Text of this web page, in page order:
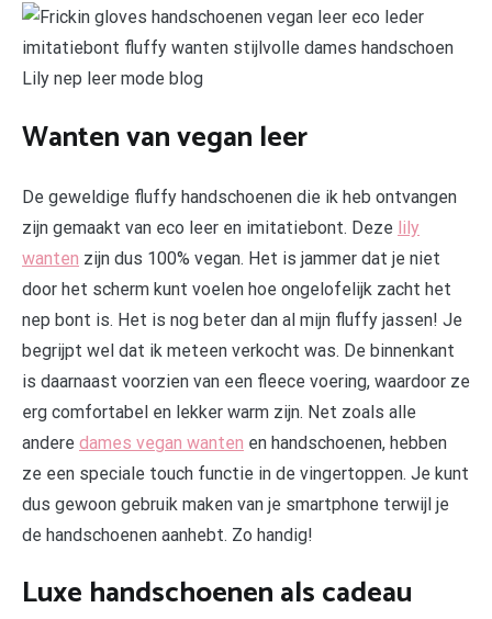
Wanten van vegan leer
De geweldige fluffy handschoenen die ik heb ontvangen
zijn gemaakt van eco leer en imitatiebont. Deze lily
wanten zijn dus 100% vegan. Het is jammer dat je niet
door het scherm kunt voelen hoe ongelofelijk zacht het
nep bont is. Het is nog beter dan al mijn fluffy jassen! Je
begrijpt wel dat ik meteen verkocht was. De binnenkant
is daarnaast voorzien van een fleece voering, waardoor ze
erg comfortabel en lekker warm zijn. Net zoals alle
andere dames vegan wanten en handschoenen, hebben
ze een speciale touch functie in de vingertoppen. Je kunt
dus gewoon gebruik maken van je smartphone terwijl je
de handschoenen aanhebt. Zo handig!
Luxe handschoenen als cadeau